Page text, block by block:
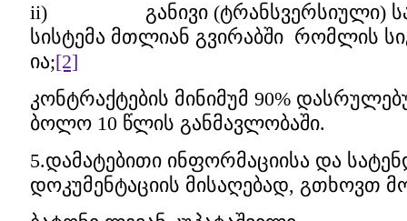
ii) განივი (ტრანსვერსიული)
სისტემა მთლიან გვირაბში რომლის
ია;[2]
კონტრაქტების მინიმუმ 90%
ბოლო 10 წლის განმავლობაში.
5.დამატებითი ინფორმაციისა და
დოკუმენტაციის მისაღებად, გთხოვთ